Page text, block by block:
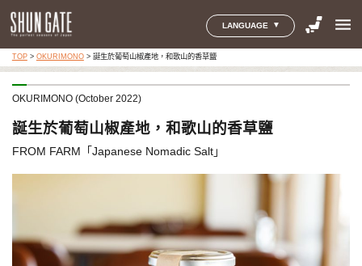
LANGUAGE menu
TOP> OKURIMONO> 誕生於葡萄山椒產地，和歌山的香草鹽
OKURIMONO (October 2022)
誕生於葡萄山椒產地，和歌山的香草鹽
FROM FARM「Japanese Nomadic Salt」